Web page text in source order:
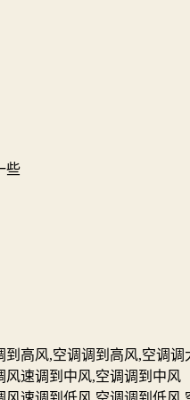
些
高风,空调调到高风,空调
速调到中风,空调调到中风